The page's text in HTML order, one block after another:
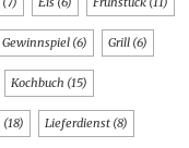
Gewinnspiel (6) Grill (6)
Kochbuch (15)
(18) Lieferdienst (8)